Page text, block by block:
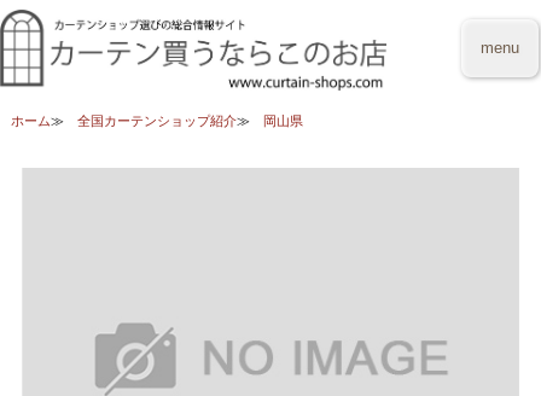
menu
ホーム 全国カーテンショップ紹介 岡山県